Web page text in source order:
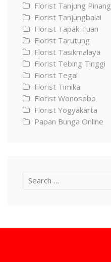
Florist Tanjung Pinang
Florist Tanjungbalai
Florist Tapak Tuan
Florist Tarutung
Florist Tasikmalaya
Florist Tebing Tinggi
Florist Tegal
Florist Timika
Florist Wonosobo
Florist Yogyakarta
Papan Bunga Online
Search